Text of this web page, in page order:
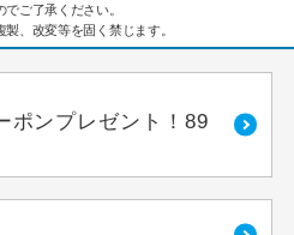
ご了承ください。
、改変等を固く禁じます。
ポンプレゼント！89